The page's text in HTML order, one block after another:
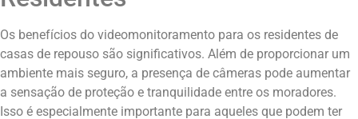
Os benefícios do videomonitoramento para os residentes de
casas de repouso são significativos. Além de proporcionar um
ambiente mais seguro, a presença de câmeras pode aumentar
a sensação de proteção e tranquilidade entre os moradores.
Isso é especialmente importante para aqueles que podem ter